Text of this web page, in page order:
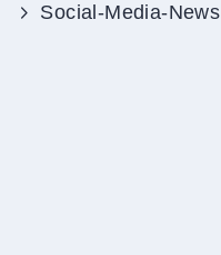
Social-Media-News